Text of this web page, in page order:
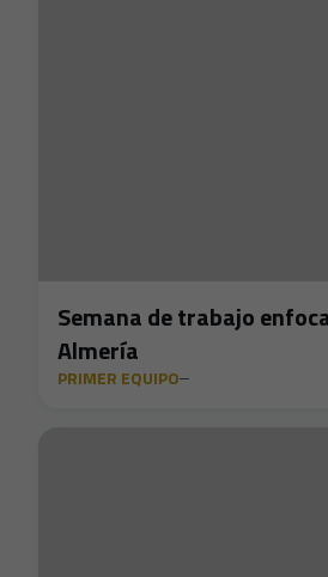
Semana de trabajo
Almería
PRIMER EQUIPO